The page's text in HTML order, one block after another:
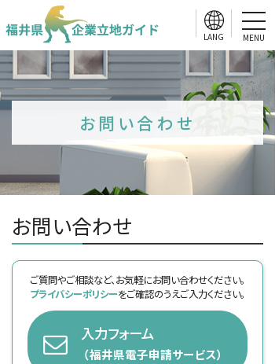
MENU
お問い合わせ
お問い合わせ
ご質問やご相談など、お気軽にお問い合わせください。
プライバシーポリシーをご確認のうえご入力ください。
入力フォーム
（福井県電子申請サービス）